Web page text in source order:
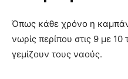
Όπως κάθε χρόνο η
νωρίς περίπου στις 9 με
γεμίζουν τους ναούς.